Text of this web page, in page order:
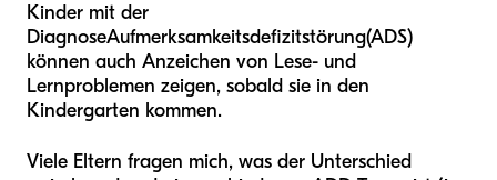
Kinder mit der
DiagnoseAufmerksamkeitsdefizitstörung(ADS)
können auch Anzeichen von Lese- und
Lernproblemen zeigen, sobald sie in den
Kindergarten kommen.
Viele Eltern fragen mich, was der Unterschied